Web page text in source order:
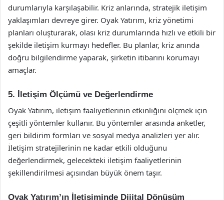
durumlarıyla karşılaşabilir. Kriz anlarında, stratejik iletişim
yaklaşımları devreye girer. Oyak Yatırım, kriz yönetimi
planları oluşturarak, olası kriz durumlarında hızlı ve etkili bir
şekilde iletişim kurmayı hedefler. Bu planlar, kriz anında
doğru bilgilendirme yaparak, şirketin itibarını korumayı
amaçlar.
5. İletişim Ölçümü ve Değerlendirme
Oyak Yatırım, iletişim faaliyetlerinin etkinliğini ölçmek için
çeşitli yöntemler kullanır. Bu yöntemler arasında anketler,
geri bildirim formları ve sosyal medya analizleri yer alır.
İletişim stratejilerinin ne kadar etkili olduğunu
değerlendirmek, gelecekteki iletişim faaliyetlerinin
şekillendirilmesi açısından büyük önem taşır.
Oyak Yatırım’ın İletişiminde Dijital Dönüşüm